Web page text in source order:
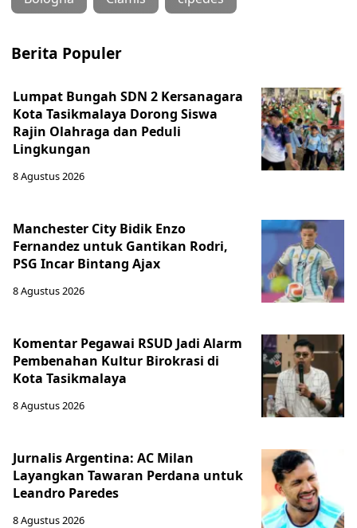
Berita Populer
Lumpat Bungah SDN 2 Kersanagara
Kota Tasikmalaya Dorong Siswa
Rajin Olahraga dan Peduli
Lingkungan
8 Agustus 2026
Manchester City Bidik Enzo
Fernandez untuk Gantikan Rodri,
PSG Incar Bintang Ajax
8 Agustus 2026
Komentar Pegawai RSUD Jadi Alarm
Pembenahan Kultur Birokrasi di
Kota Tasikmalaya
8 Agustus 2026
Jurnalis Argentina: AC Milan
Layangkan Tawaran Perdana untuk
Leandro Paredes
8 Agustus 2026